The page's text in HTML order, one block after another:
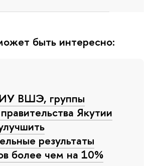
быть интересно:
ВШЭ, группы
Якутии
результаты
более чем на 10%